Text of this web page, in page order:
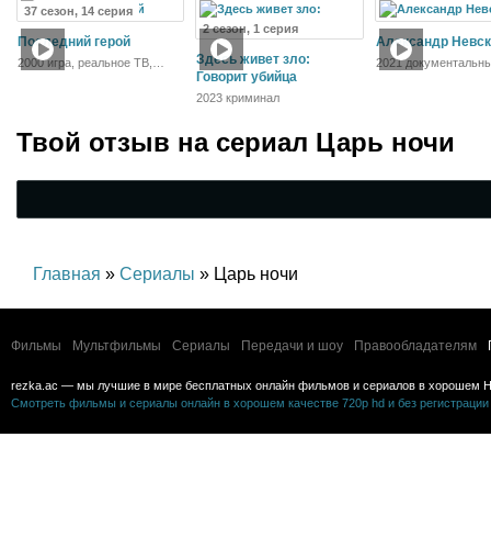
37 сезон, 14 серия
Последний герой
2000 игра, реальное ТВ,
2 сезон, 1 серия
Здесь живет зло:
Говорит убийца
2023 криминал
Александр
2021
Твой отзыв на сериал Царь ночи
Главная » Сериалы » Царь ночи
Фильмы Мультфильмы Сериалы Передачи и шоу Правообладателям
rezka.ac — мы лучшие в мире бесплатных онлайн фильмов и сериалов в хорошем
Смотреть фильмы и сериалы онлайн в хорошем качестве 720p hd и без